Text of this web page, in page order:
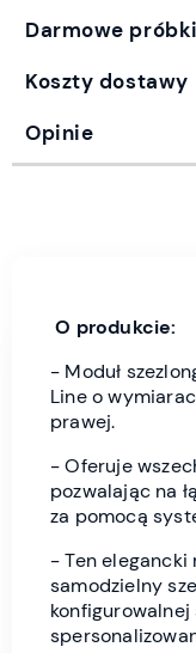
Darmowe próbki
Koszty dostawy
Opinie
O produkcie:
- Moduł
Line o
prawej.
- Oferuje
pozwalając na
za pomocą
- Ten elegancki
samodzielny
konfigurowalnej